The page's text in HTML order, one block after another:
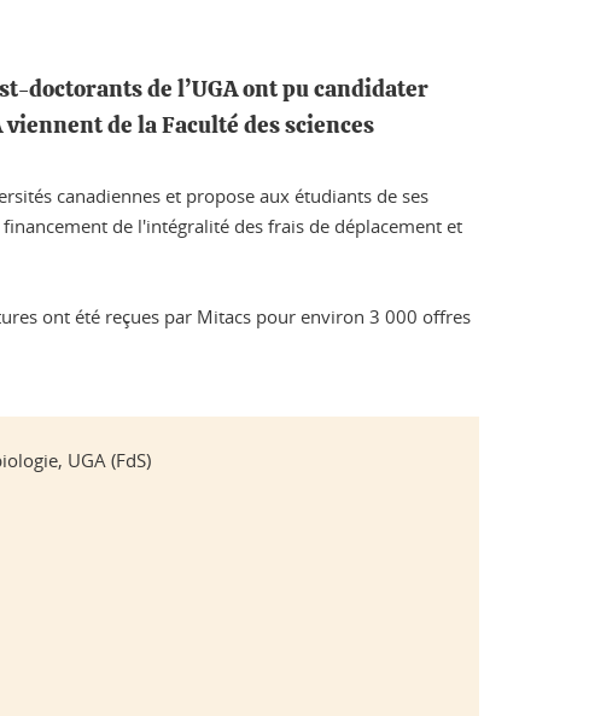
doctorants de l’UGA ont pu candidater
de la Faculté des sciences
canadiennes et propose aux étudiants de ses
de l'intégralité des frais de déplacement et
ont été reçues par Mitacs pour environ 3 000 offres
UGA (FdS)